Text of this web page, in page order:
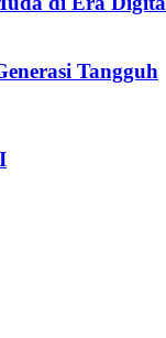
Tangguh